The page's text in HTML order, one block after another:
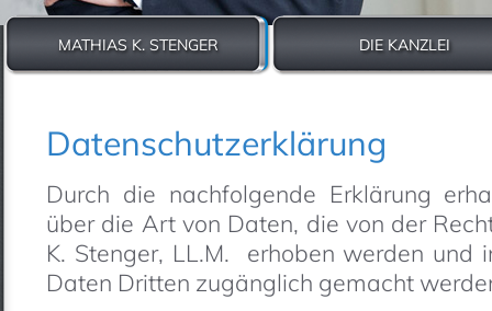
Previous
MATHIAS K. STENGER DIE KANZLEI
Datenschutzerklärung
Durch die nachfolgende Erklärung
über die Art von Daten, die von der
K. Stenger, LL.M. erhoben werden und
Daten Dritten zugänglich gemacht